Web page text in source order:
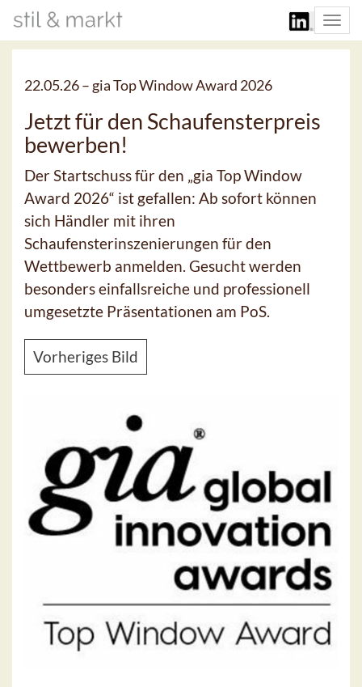
22.05.26 – gia Top Window Award 2026
Jetzt für den Schaufensterpreis
bewerben!
Der Startschuss für den „gia Top Window
Award 2026“ ist gefallen: Ab sofort können
sich Händler mit ihren
Schaufensterinszenierungen für den
Wettbewerb anmelden. Gesucht werden
besonders einfallsreiche und professionell
umgesetzte Präsentationen am PoS.
Vorheriges Bild